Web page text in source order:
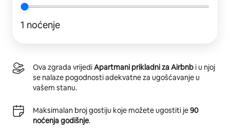
1 noćenje
Ova zgrada vrijediApartmani prikladni za Airbnb i u njoj
se nalaze pogodnosti adekvatne za ugošćavanje u
vašem stanu.
Maksimalan broj gostiju koje možete ugostiti je90
noćenja godišnje.